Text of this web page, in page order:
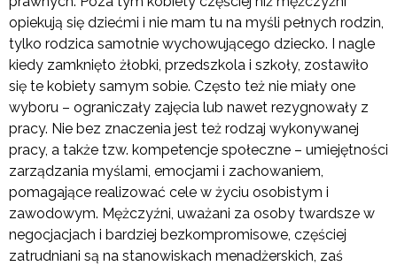
opiekują się dziećmi i nie mam tu na myśli pełnych rodzin,
tylko rodzica samotnie wychowującego dziecko. I nagle
kiedy zamknięto żłobki, przedszkola i szkoły, zostawiło
się te kobiety samym sobie. Często też nie miały one
wyboru – ograniczały zajęcia lub nawet rezygnowały z
pracy. Nie bez znaczenia jest też rodzaj wykonywanej
pracy, a także tzw. kompetencje społeczne – umiejętności
zarządzania myślami, emocjami i zachowaniem,
pomagające realizować cele w życiu osobistym i
zawodowym. Mężczyźni, uważani za osoby twardsze w
negocjacjach i bardziej bezkompromisowe, częściej
zatrudniani są na stanowiskach menadżerskich, zaś